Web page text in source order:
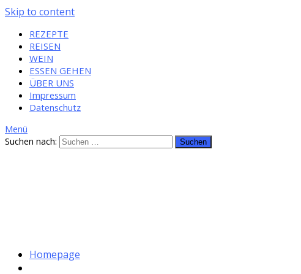
Skip to content
REZEPTE
REISEN
WEIN
ESSEN GEHEN
ÜBER UNS
Impressum
Datenschutz
Menü
Suchen nach:
Homepage